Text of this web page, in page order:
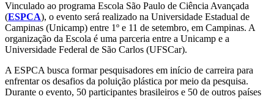
Vinculado ao programa Escola São Paulo de Ciência Avançada
(ESPCA), o evento será realizado na Universidade Estadual de
Campinas (Unicamp) entre 1º e 11 de setembro, em Campinas. A
organização da Escola é uma parceria entre a Unicamp e a
Universidade Federal de São Carlos (UFSCar).
A ESPCA busca formar pesquisadores em início de carreira para
enfrentar os desafios da poluição plástica por meio da pesquisa.
Durante o evento, 50 participantes brasileiros e 50 de outros países